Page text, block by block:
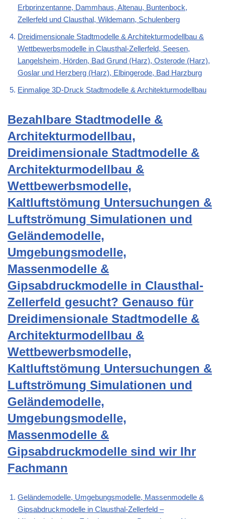
Erbprinzentanne, Dammhaus, Altenau, Buntenbock,
Zellerfeld und Clausthal, Wildemann, Schulenberg
Dreidimensionale Stadtmodelle & Architekturmodellbau &
Wettbewerbsmodelle in Clausthal-Zellerfeld, Seesen,
Langelsheim, Hörden, Bad Grund (Harz), Osterode (Harz),
Goslar und Herzberg (Harz), Elbingerode, Bad Harzburg
Einmalige 3D-Druck Stadtmodelle & Architekturmodellbau
Bezahlbare Stadtmodelle &
Architekturmodellbau,
Dreidimensionale Stadtmodelle &
Architekturmodellbau &
Wettbewerbsmodelle,
Kaltluftstömung Untersuchungen &
Luftströmung Simulationen und
Geländemodelle,
Umgebungsmodelle,
Massenmodelle &
Gipsabdruckmodelle in Clausthal-
Zellerfeld gesucht? Genauso für
Dreidimensionale Stadtmodelle &
Architekturmodellbau &
Wettbewerbsmodelle,
Kaltluftstömung Untersuchungen &
Luftströmung Simulationen und
Geländemodelle,
Umgebungsmodelle,
Massenmodelle &
Gipsabdruckmodelle sind wir Ihr
Fachmann
Geländemodelle, Umgebungsmodelle, Massenmodelle &
Gipsabdruckmodelle in Clausthal-Zellerfeld –